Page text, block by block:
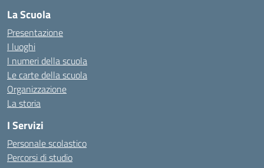
La Scuola
Presentazione
I luoghi
I numeri della scuola
Le carte della scuola
Organizzazione
La storia
I Servizi
Personale scolastico
Percorsi di studio